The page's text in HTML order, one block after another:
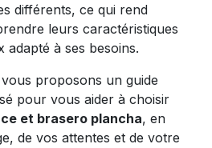
différents, ce qui rend
leurs caractéristiques
à ses besoins.
proposons un guide
pour vous aider à choisir
et brasero plancha, en
de vos attentes et de votre